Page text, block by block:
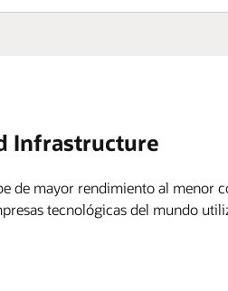
Infrastructure
de mayor rendimiento al menor
tecnológicas del mundo